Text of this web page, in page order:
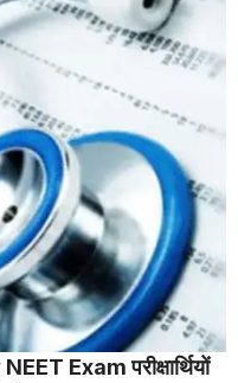
Exam परीक्षार्थियों